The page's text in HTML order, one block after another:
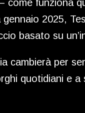
come funziona
gennaio 2025,
basato su
cambierà per
quotidiani e